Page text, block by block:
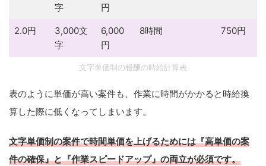
字
円
2.0円
3,000文
字
6,000
円
8時間 750円
文字単価制の報酬の時給計算表
表のように単価が高い案件も、作業に時間がかかると時給換
算した際に低くなってしまいます。
文字単価制の案件で時間単価を上げるためには『高単価の案
件の確保』と『作業スピードアップ』の両立が必須です。